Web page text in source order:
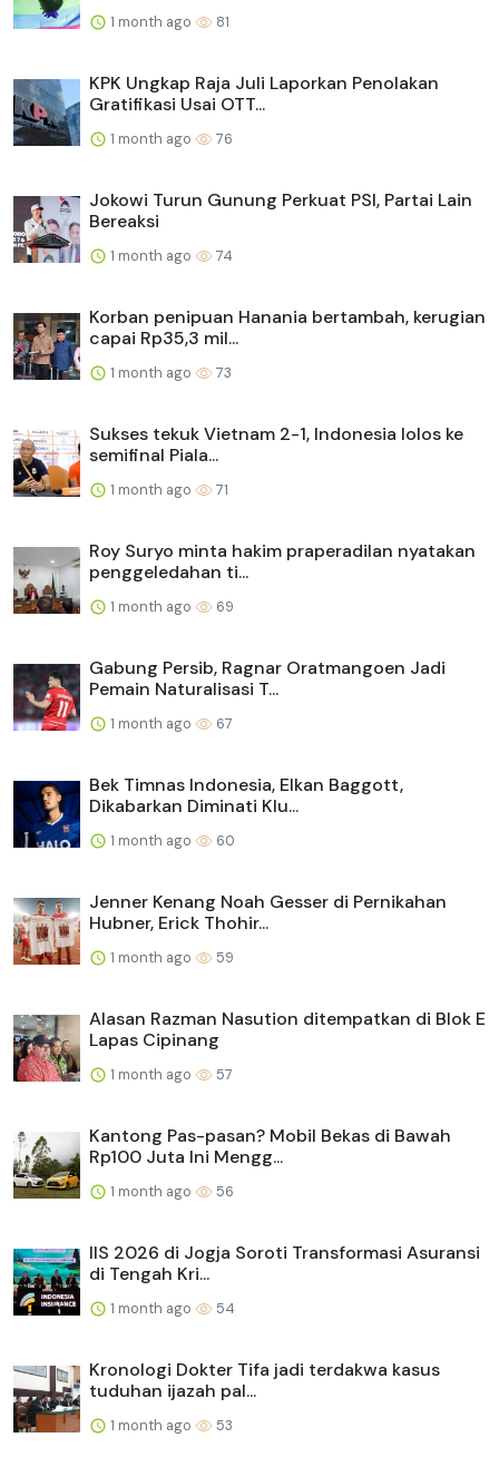
1 month ago 81
KPK Ungkap Raja Juli Laporkan Penolakan
Gratifikasi Usai OTT...
1 month ago 76
Jokowi Turun Gunung Perkuat PSI, Partai Lain
Bereaksi
1 month ago 74
Korban penipuan Hanania bertambah, kerugian
capai Rp35,3 mil...
1 month ago 73
Sukses tekuk Vietnam 2-1, Indonesia lolos ke
semifinal Piala...
1 month ago 71
Roy Suryo minta hakim praperadilan nyatakan
penggeledahan ti...
1 month ago 69
Gabung Persib, Ragnar Oratmangoen Jadi
Pemain Naturalisasi T...
1 month ago 67
Bek Timnas Indonesia, Elkan Baggott,
Dikabarkan Diminati Klu...
1 month ago 60
Jenner Kenang Noah Gesser di Pernikahan
Hubner, Erick Thohir...
1 month ago 59
Alasan Razman Nasution ditempatkan di Blok E
Lapas Cipinang
1 month ago 57
Kantong Pas-pasan? Mobil Bekas di Bawah
Rp100 Juta Ini Mengg...
1 month ago 56
IIS 2026 di Jogja Soroti Transformasi Asuransi
di Tengah Kri...
1 month ago 54
Kronologi Dokter Tifa jadi terdakwa kasus
tuduhan ijazah pal...
1 month ago 53